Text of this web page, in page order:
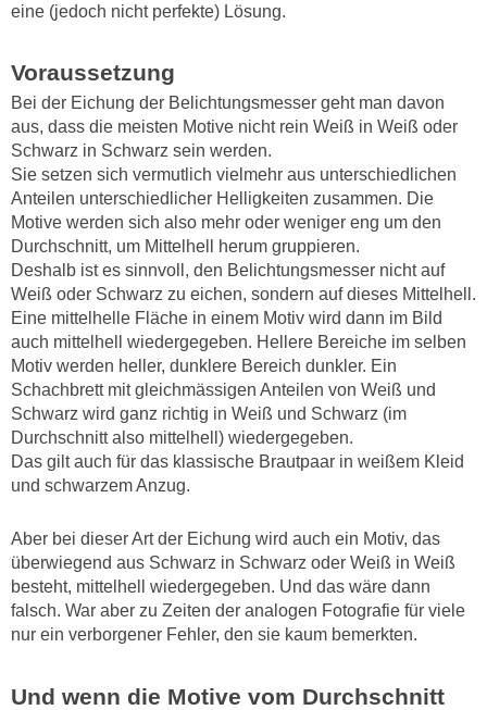
eine (jedoch nicht perfekte) Lösung.
Voraussetzung
Bei der Eichung der Belichtungsmesser geht man davon
aus, dass die meisten Motive nicht rein Weiß in Weiß oder
Schwarz in Schwarz sein werden.
Sie setzen sich vermutlich vielmehr aus unterschiedlichen
Anteilen unterschiedlicher Helligkeiten zusammen. Die
Motive werden sich also mehr oder weniger eng um den
Durchschnitt, um Mittelhell herum gruppieren.
Deshalb ist es sinnvoll, den Belichtungsmesser nicht auf
Weiß oder Schwarz zu eichen, sondern auf dieses Mittelhell.
Eine mittelhelle Fläche in einem Motiv wird dann im Bild
auch mittelhell wiedergegeben. Hellere Bereiche im selben
Motiv werden heller, dunklere Bereich dunkler. Ein
Schachbrett mit gleichmässigen Anteilen von Weiß und
Schwarz wird ganz richtig in Weiß und Schwarz (im
Durchschnitt also mittelhell) wiedergegeben.
Das gilt auch für das klassische Brautpaar in weißem Kleid
und schwarzem Anzug.
Aber bei dieser Art der Eichung wird auch ein Motiv, das
überwiegend aus Schwarz in Schwarz oder Weiß in Weiß
besteht, mittelhell wiedergegeben. Und das wäre dann
falsch. War aber zu Zeiten der analogen Fotografie für viele
nur ein verborgener Fehler, den sie kaum bemerkten.
Und wenn die Motive vom Durchschnitt